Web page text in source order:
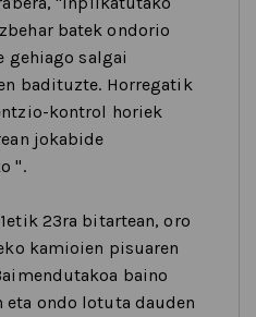
batek ondorio
gehiago salgai
badituzte. Horregatik
kontrol horiek
jokabide
".
23ra bitartean, oro
kamioien pisuaren
baino
eta ondo lotuta dauden